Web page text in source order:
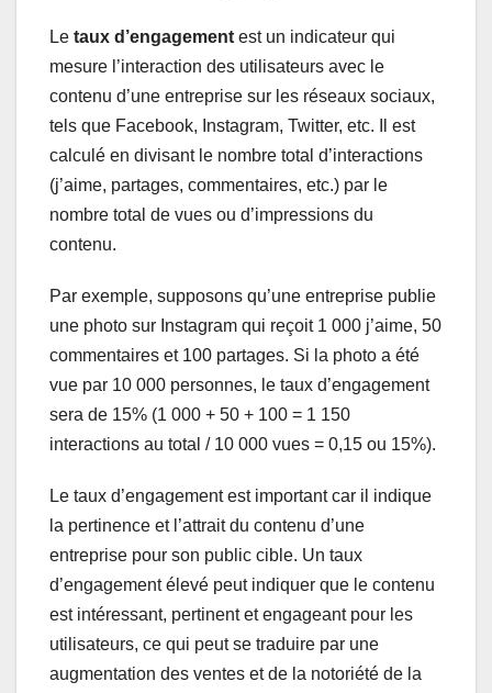
Le taux d’engagementest un indicateur qui
mesure l’interaction des utilisateurs avec le
contenu d’une entreprise sur les réseaux sociaux,
tels que Facebook, Instagram, Twitter, etc. Il est
calculé en divisant le nombre total d’interactions
(j’aime, partages, commentaires, etc.) par le
nombre total de vues ou d’impressions du
contenu.
Par exemple, supposons qu’une entreprise publie
une photo sur Instagram qui reçoit 1 000 j’aime, 50
commentaires et 100 partages. Si la photo a été
vue par 10 000 personnes, le taux d’engagement
sera de 15% (1 000 + 50 + 100 = 1 150
interactions au total / 10 000 vues = 0,15 ou 15%).
Le taux d’engagement est important car il indique
la pertinence et l’attrait du contenu d’une
entreprise pour son public cible. Un taux
d’engagement élevé peut indiquer que le contenu
est intéressant, pertinent et engageant pour les
utilisateurs, ce qui peut se traduire par une
augmentation des ventes et de la notoriété de la